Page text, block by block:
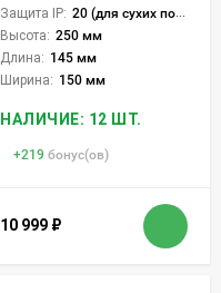
Защита IP: 20 (для сухих пом.)
Высота: 250 мм
Длина: 145 мм
Ширина: 150 мм
НАЛИЧИЕ: 12 ШТ.
+219 бонус(ов)
10 999 ₽